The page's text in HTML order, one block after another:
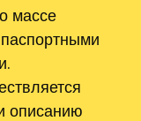
массе
описанию